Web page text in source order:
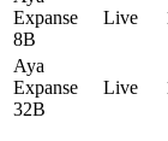
Expanse
8B
Live
Aya
Expanse
32B
Live